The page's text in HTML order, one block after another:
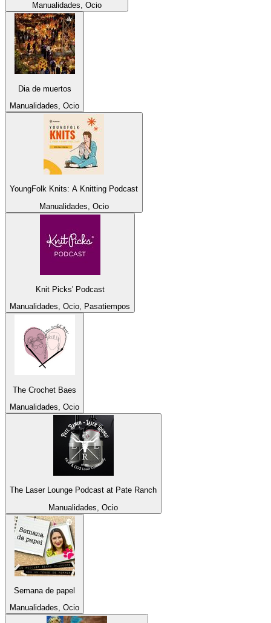
Manualidades, Ocio
Dia de muertos
Manualidades, Ocio
YoungFolk Knits: A Knitting Podcast
Manualidades, Ocio
Knit Picks' Podcast
Manualidades, Ocio, Pasatiempos
The Crochet Baes
Manualidades, Ocio
The Laser Lounge Podcast at Pate Ranch
Manualidades, Ocio
Semana de papel
Manualidades, Ocio